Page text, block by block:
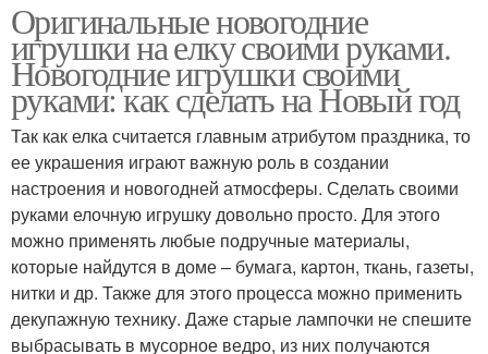
Оригинальные новогодние
игрушки на елку своими руками.
Новогодние игрушки своими
руками: как сделать на Новый год
Так как елка считается главным атрибутом праздника, то
ее украшения играют важную роль в создании
настроения и новогодней атмосферы. Сделать своими
руками елочную игрушку довольно просто. Для этого
можно применять любые подручные материалы,
которые найдутся в доме – бумага, картон, ткань, газеты,
нитки и др. Также для этого процесса можно применить
декупажную технику. Даже старые лампочки не спешите
выбрасывать в мусорное ведро, из них получаются